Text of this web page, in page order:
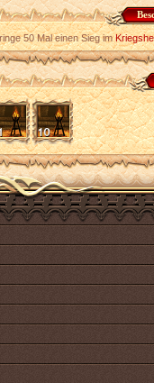
50 Mal einen Sieg im